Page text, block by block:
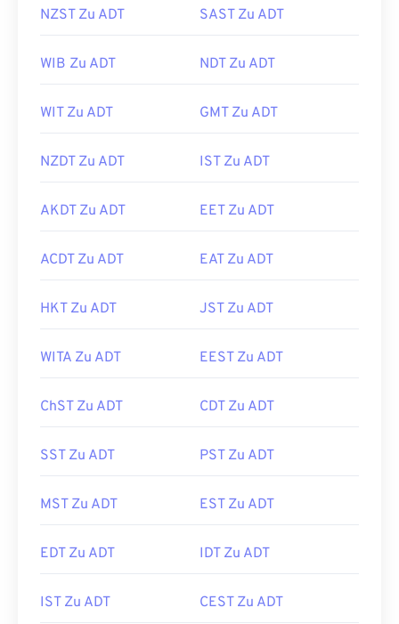
NZST Zu ADT SAST Zu ADT
WIB Zu ADT NDT Zu ADT
WIT Zu ADT GMT Zu ADT
NZDT Zu ADT IST Zu ADT
AKDT Zu ADT EET Zu ADT
ACDT Zu ADT EAT Zu ADT
HKT Zu ADT JST Zu ADT
WITA Zu ADT EEST Zu ADT
ChST Zu ADT CDT Zu ADT
SST Zu ADT PST Zu ADT
MST Zu ADT EST Zu ADT
EDT Zu ADT IDT Zu ADT
IST Zu ADT CEST Zu ADT